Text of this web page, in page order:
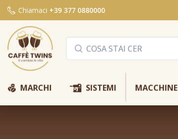
Chiamaci +39 377 0880000
Y MARCHI Q SISTEMI MACCHINE